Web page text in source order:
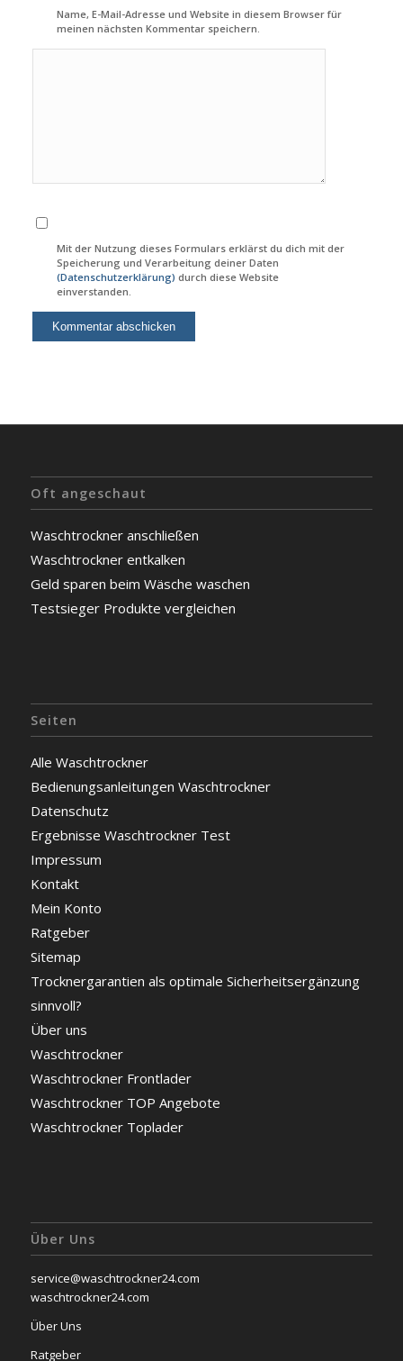
Name, E-Mail-Adresse und Website in diesem Browser für
meinen nächsten Kommentar speichern.
Mit der Nutzung dieses Formulars erklärst du dich mit der
Speicherung und Verarbeitung deiner Daten
(Datenschutzerklärung) durch diese Website
einverstanden.
Oft angeschaut
Waschtrockner anschließen
Waschtrockner entkalken
Geld sparen beim Wäsche waschen
Testsieger Produkte vergleichen
Seiten
Alle Waschtrockner
Bedienungsanleitungen Waschtrockner
Datenschutz
Ergebnisse Waschtrockner Test
Impressum
Kontakt
Mein Konto
Ratgeber
Sitemap
Trocknergarantien als optimale Sicherheitsergänzung
sinnvoll?
Über uns
Waschtrockner
Waschtrockner Frontlader
Waschtrockner TOP Angebote
Waschtrockner Toplader
Über Uns
service@waschtrockner24.com
waschtrockner24.com
Über Uns
Ratgeber